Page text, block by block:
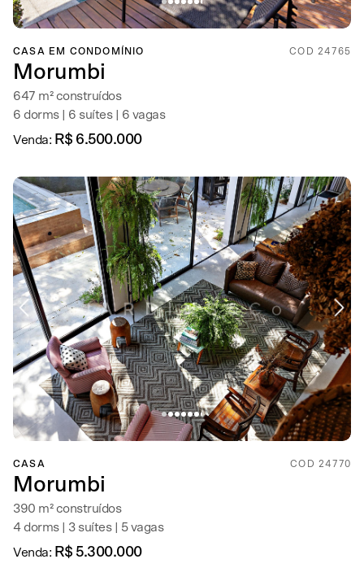
CASA EM CONDOMÍNIO COD 24765
Morumbi
647 m² construídos
6 dorms | 6 suítes | 6 vagas
Venda: R$ 6.500.000
CASA COD 24770
Morumbi
390 m² construídos
4 dorms | 3 suítes | 5 vagas
Venda: R$ 5.300.000